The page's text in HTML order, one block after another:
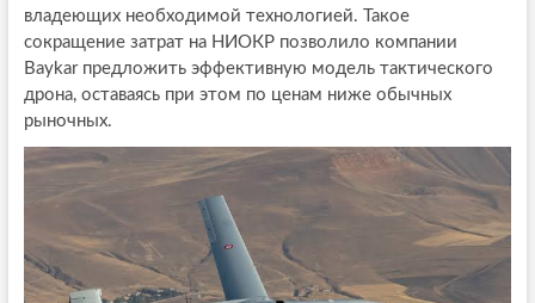
владеющих необходимой технологией. Такое
сокращение затрат на НИОКР позволило компании
Baykar предложить эффективную модель тактического
дрона, оставаясь при этом по ценам ниже обычных
рыночных.